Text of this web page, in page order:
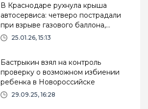
В Краснодаре рухнула крыша
автосервиса: четверо пострадали
при взрыве газового баллона,
началась проверка СКР
25.01.26, 15:13
Бастрыкин взял на контроль
проверку о возможном избиении
ребенка в Новороссийске
29.09.25, 16:28